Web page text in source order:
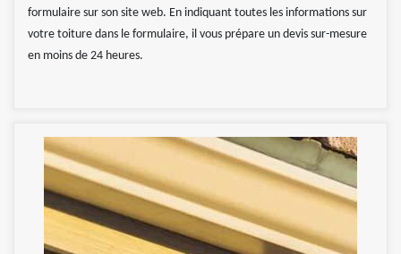
formulaire sur son site web. En indiquant toutes les informations sur
votre toiture dans le formulaire, il vous prépare un devis sur-mesure
en moins de 24 heures.